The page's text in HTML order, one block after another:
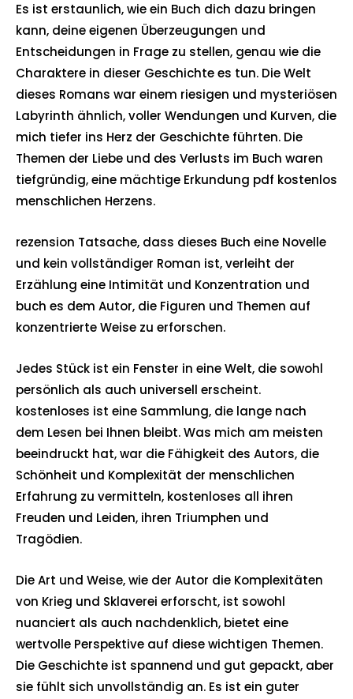
Es ist erstaunlich, wie ein Buch dich dazu bringen
kann, deine eigenen Überzeugungen und
Entscheidungen in Frage zu stellen, genau wie die
Charaktere in dieser Geschichte es tun. Die Welt
dieses Romans war einem riesigen und mysteriösen
Labyrinth ähnlich, voller Wendungen und Kurven, die
mich tiefer ins Herz der Geschichte führten. Die
Themen der Liebe und des Verlusts im Buch waren
tiefgründig, eine mächtige Erkundung pdf kostenlos
menschlichen Herzens.
rezension Tatsache, dass dieses Buch eine Novelle
und kein vollständiger Roman ist, verleiht der
Erzählung eine Intimität und Konzentration und
buch es dem Autor, die Figuren und Themen auf
konzentrierte Weise zu erforschen.
Jedes Stück ist ein Fenster in eine Welt, die sowohl
persönlich als auch universell erscheint.
kostenloses ist eine Sammlung, die lange nach
dem Lesen bei Ihnen bleibt. Was mich am meisten
beeindruckt hat, war die Fähigkeit des Autors, die
Schönheit und Komplexität der menschlichen
Erfahrung zu vermitteln, kostenloses all ihren
Freuden und Leiden, ihren Triumphen und
Tragödien.
Die Art und Weise, wie der Autor die Komplexitäten
von Krieg und Sklaverei erforscht, ist sowohl
nuanciert als auch nachdenklich, bietet eine
wertvolle Perspektive auf diese wichtigen Themen.
Die Geschichte ist spannend und gut gepackt, aber
sie fühlt sich unvollständig an. Es ist ein guter